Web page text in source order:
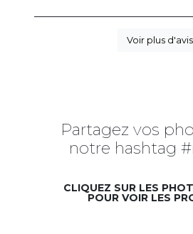
Voir plus d'avis
Partagez vos
notre hashtag
CLIQUEZ SUR LES
POUR VOIR LES